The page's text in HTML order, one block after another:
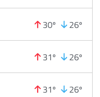
30º 26º
31º 26º
31º 26º